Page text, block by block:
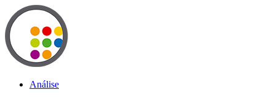
Análise